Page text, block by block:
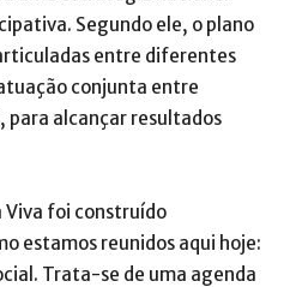
Segundo ele, o plano
entre diferentes
conjunta entre
para alcançar resultados
Viva foi construído
estamos reunidos aqui hoje:
Trata-se de uma agenda